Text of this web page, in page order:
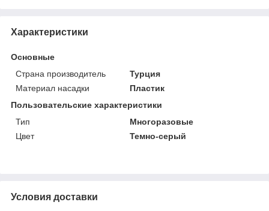
Характеристики
Основные
Страна производитель
Турция
Материал насадки
Пластик
Пользовательские характеристики
Тип
Многоразовые
Цвет
Темно-серый
Условия доставки